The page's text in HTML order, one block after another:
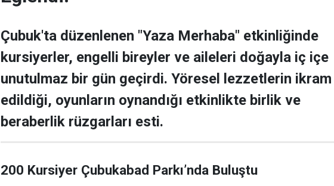
Çubuk'ta düzenlenen "Yaza Merhaba" etkinliğinde
kursiyerler, engelli bireyler ve aileleri doğayla iç içe
unutulmaz bir gün geçirdi. Yöresel lezzetlerin ikram
edildiği, oyunların oynandığı etkinlikte birlik ve
beraberlik rüzgarları esti.
200 Kursiyer Çubukabad Parkı’nda Buluştu